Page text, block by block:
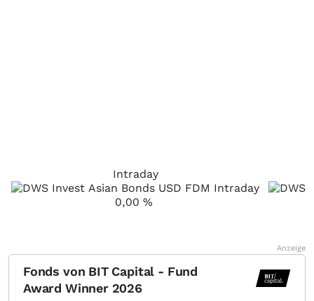
Intraday
0,00 %
Anzeige
Fonds von BIT Capital - Fund
Award Winner 2026